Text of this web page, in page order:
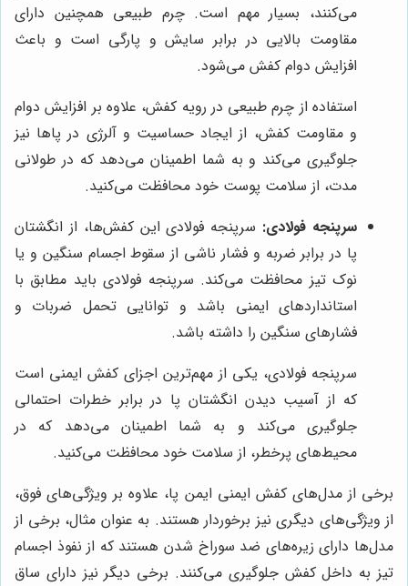
می‌کنند، بسیار مهم است. چرم طبیعی همچنین دارای
مقاومت بالایی در برابر سایش و پارگی است و باعث
افزایش دوام کفش می‌شود.
استفاده از چرم طبیعی در رویه کفش، علاوه بر افزایش دوام
و مقاومت کفش، از ایجاد حساسیت و آلرژی در پاها نیز
جلوگیری می‌کند و به شما اطمینان می‌دهد که در طولانی
مدت، از سلامت پوست خود محافظت می‌کنید.
سرپنجه فولادی: سرپنجه فولادی این کفش‌ها، از انگشتان
پا در برابر ضربه و فشار ناشی از سقوط اجسام سنگین و یا
نوک تیز محافظت می‌کند. سرپنجه فولادی باید مطابق با
استانداردهای ایمنی باشد و توانایی تحمل ضربات و
فشارهای سنگین را داشته باشد.
سرپنجه فولادی، یکی از مهم‌ترین اجزای کفش ایمنی است
که از آسیب دیدن انگشتان پا در برابر خطرات احتمالی
جلوگیری می‌کند و به شما اطمینان می‌دهد که در
محیط‌های پرخطر، از سلامت خود محافظت می‌کنید.
برخی از مدل‌های کفش ایمنی ایمن پا، علاوه بر ویژگی‌های فوق،
از ویژگی‌های دیگری نیز برخوردار هستند. به عنوان مثال، برخی از
مدل‌ها دارای زیره‌های ضد سوراخ شدن هستند که از نفوذ اجسام
تیز به داخل کفش جلوگیری می‌کنند. برخی دیگر نیز دارای ساق